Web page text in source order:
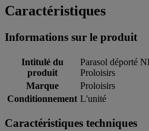
Caractéristiques
Informations sur le produit
Intitulé du
produit
Parasol déporté
Proloisirs
Marque
Proloisirs
Conditionnement L'unité
Caractéristiques techniques